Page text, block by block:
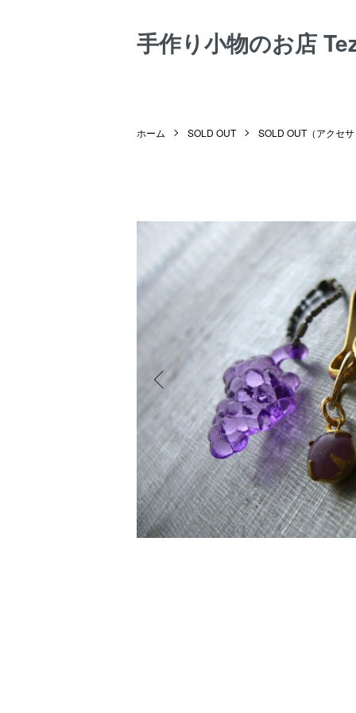
手作り小物のお店
ホーム SOLD OUT SOLD OUT（アクセサ